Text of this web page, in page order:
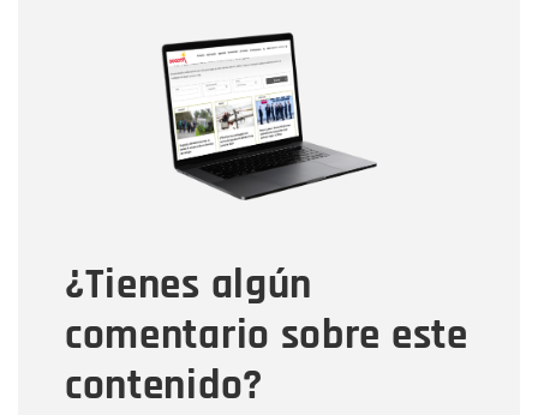
¿Tienes algún
comentario sobre este
contenido?
Correo electrónico
Tipo de comentario
Mensaje